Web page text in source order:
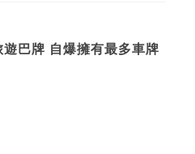
巴牌 自爆擁有最多車牌